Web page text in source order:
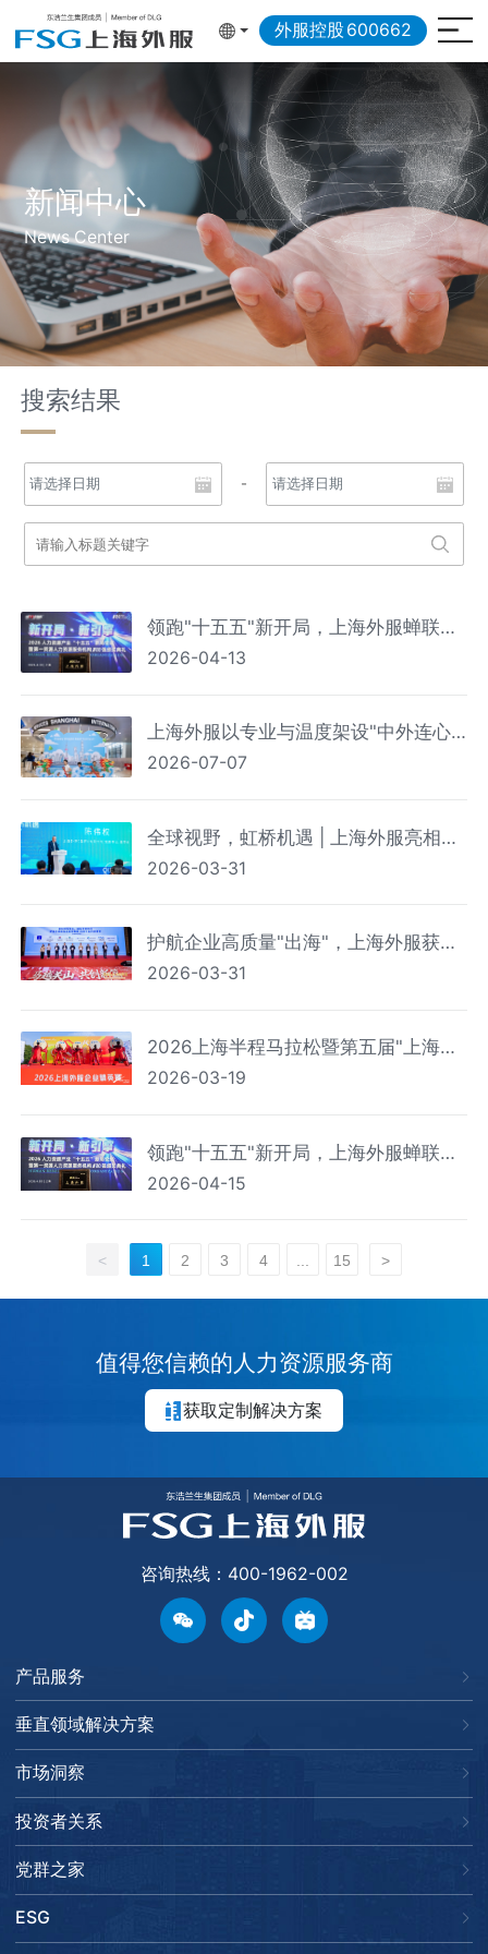
外服控股 600662
新闻中心
News Center
搜索结果
-
领跑"十五五"新开局，上海外服蝉联
2026第一资源人力资源服务机构百强
2026-04-13
上海外服以专业与温度架设"中外连心
桥" 上海机场外籍人员一站式综合服务
2026-07-07
全球视野，虹桥机遇 | 上海外服亮相首
届海外投资与综合服务展洽会
2026-03-31
护航企业高质量"出海"，上海外服获颁
浦东首批"生态共建伙伴"
2026-03-31
2026上海半程马拉松暨第五届"上海外
服企业精英赛"圆满举行
2026-03-19
领跑"十五五"新开局，上海外服蝉联
2026第一资源人力资源服务机构百强
2026-04-15
< 1 2 3 4 ... 15 >
值得您信赖的人力资源服务商
获取定制解决方案
咨询热线：400-1962-002
产品服务
垂直领域解决方案
市场洞察
投资者关系
党群之家
ESG